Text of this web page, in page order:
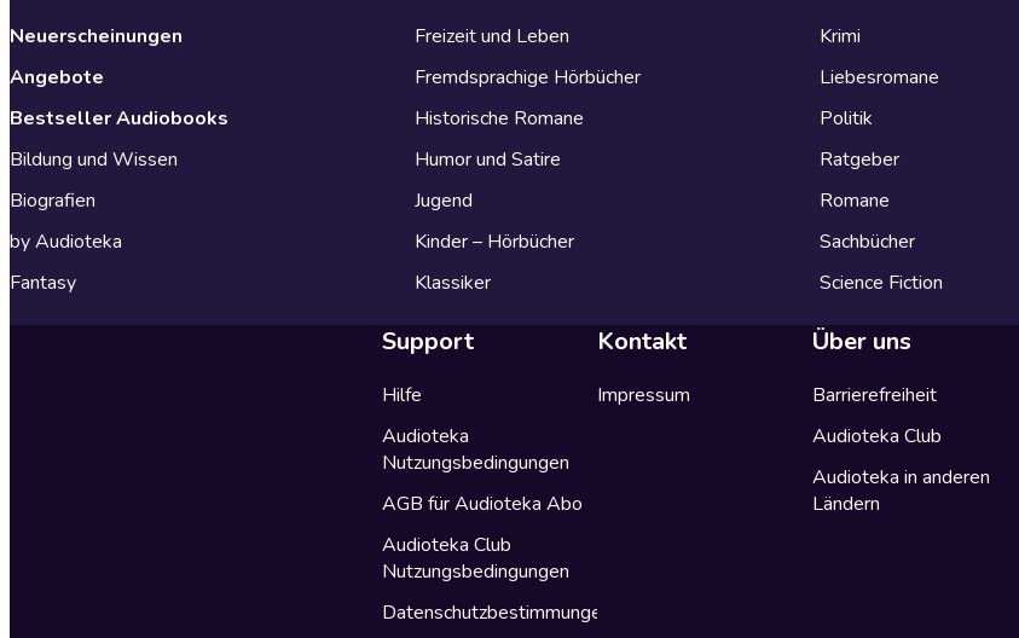
Neuerscheinungen
Angebote
Bestseller Audiobooks
Bildung und Wissen
Biografien
by Audioteka
Fantasy
Freizeit und Leben
Fremdsprachige Hörbücher
Historische Romane
Humor und Satire
Jugend
Kinder – Hörbücher
Klassiker
Krimi
Liebesromane
Politik
Ratgeber
Romane
Sachbücher
Science Fiction
Support
Hilfe
Audioteka
Nutzungsbedingungen
AGB für Audioteka Abo
Audioteka Club
Nutzungsbedingungen
Datenschutzbestimmungen
Kontakt
Impressum
Über uns
Barrierefreiheit
Audioteka Club
Audioteka in anderen
Ländern